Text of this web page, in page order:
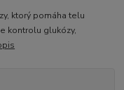
ktorý pomáha telu
kontrolu glukózy,